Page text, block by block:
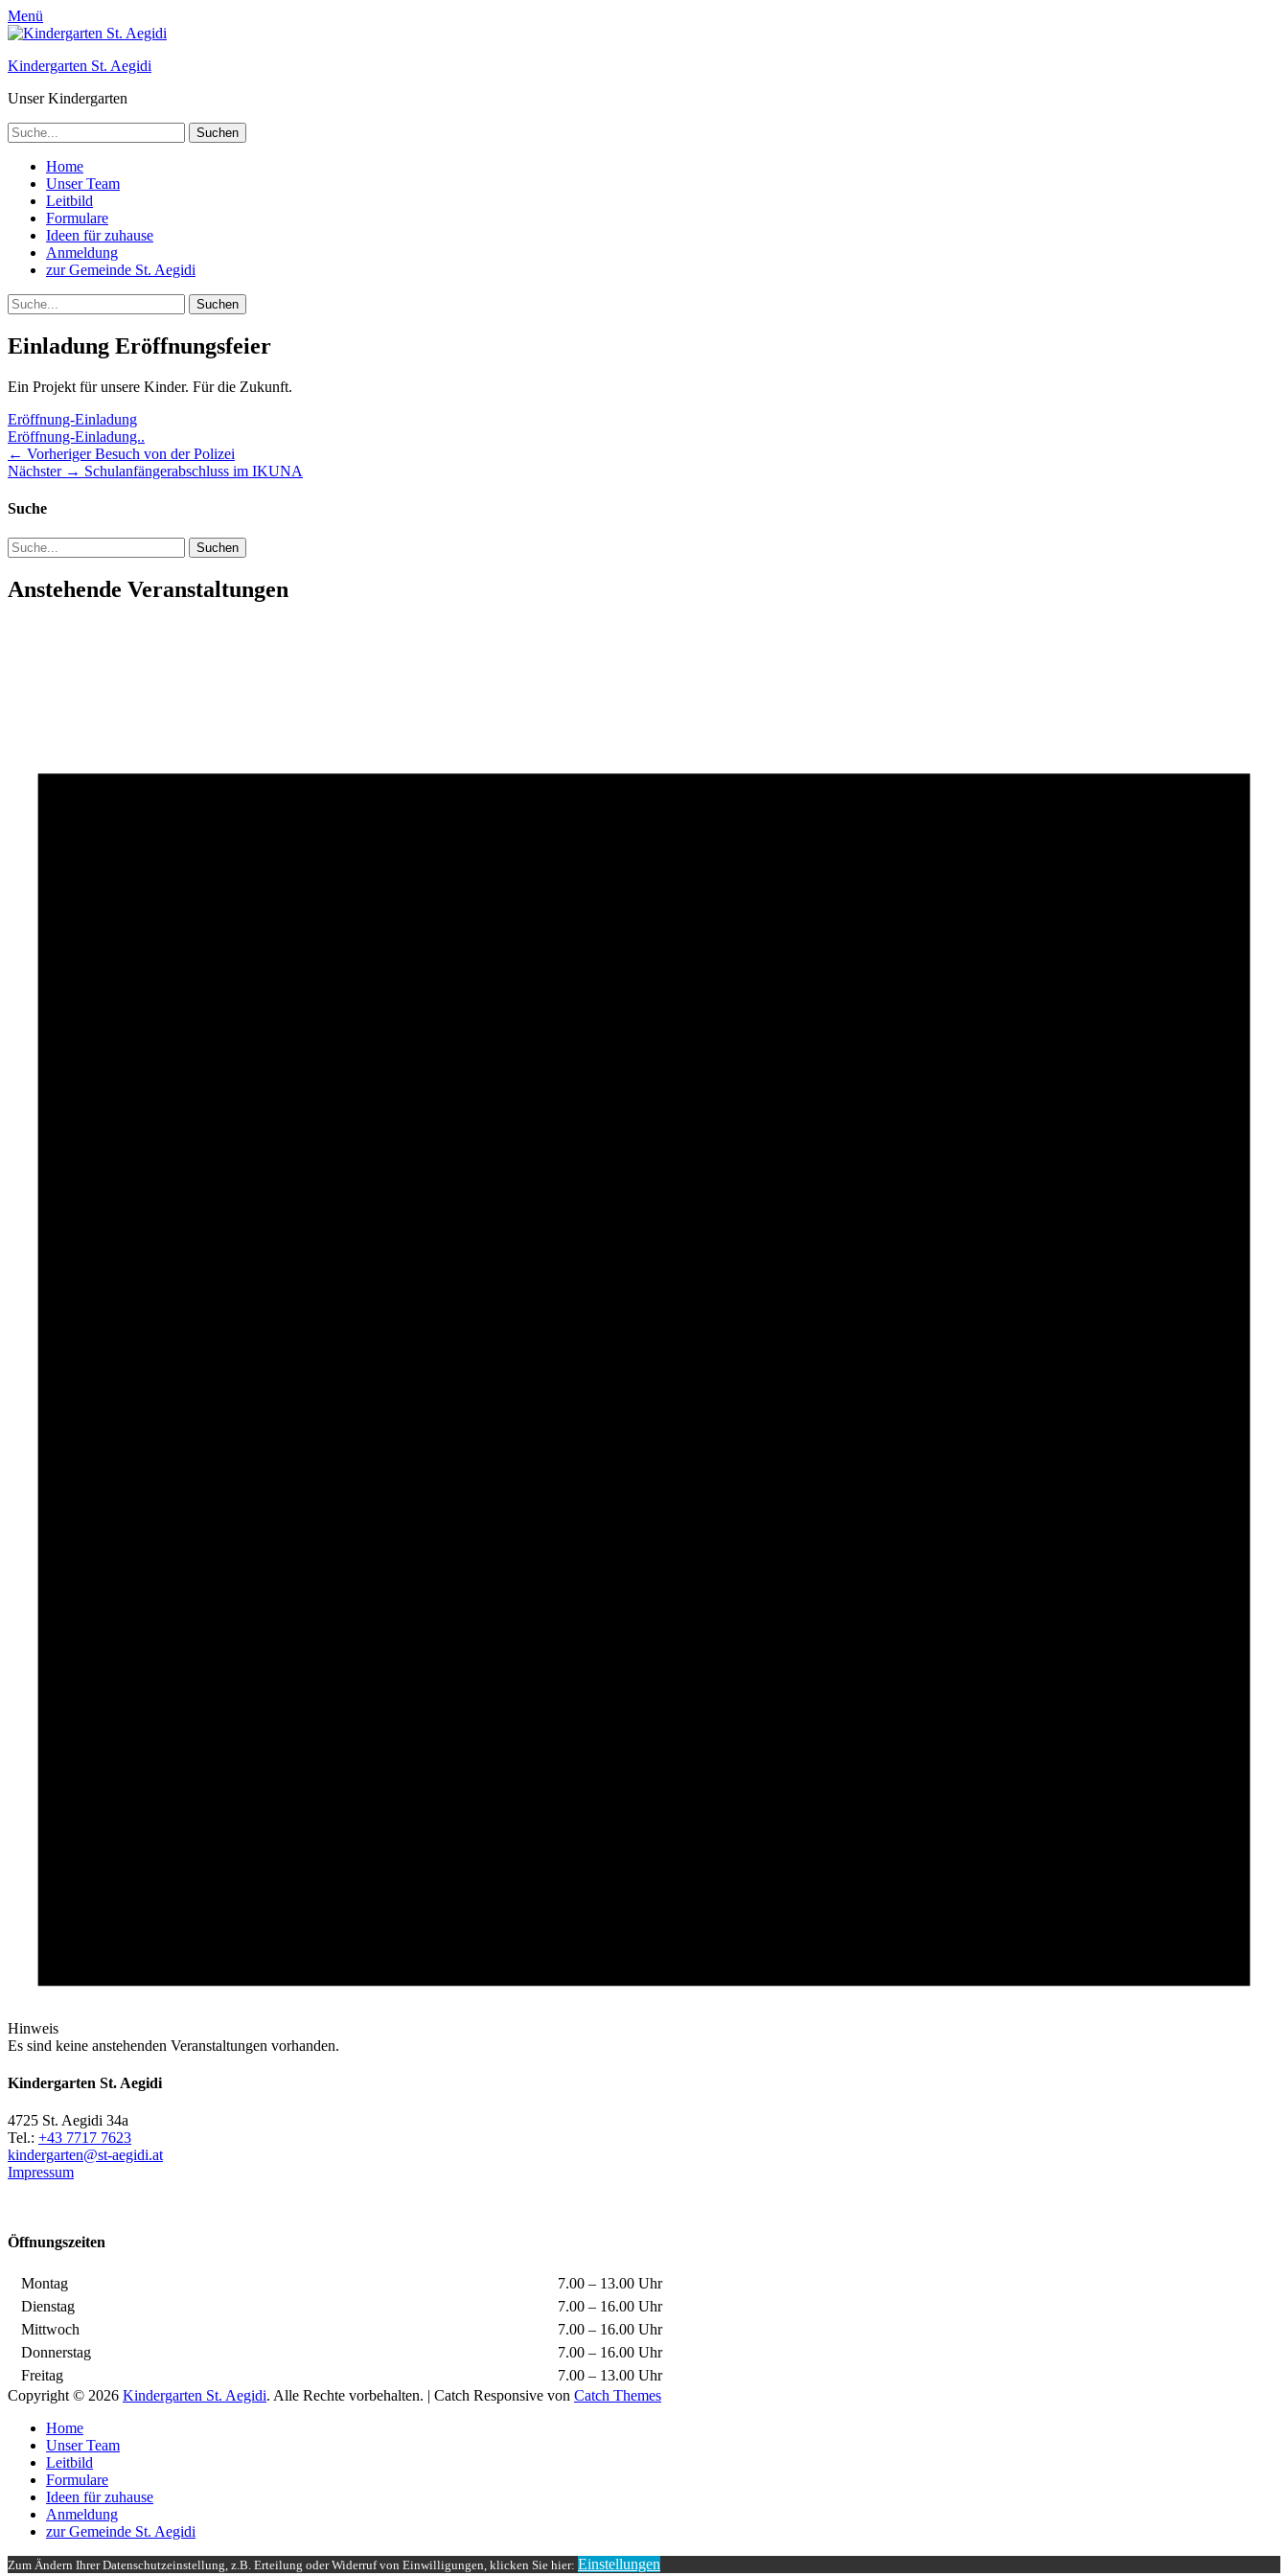
Menü
Kindergarten St. Aegidi
Unser Kindergarten
Suchen
nach:
Primäres
Menü
Zum
Inhalt
springen
Home
Unser Team
Leitbild
Formulare
Ideen für zuhause
Anmeldung
zur Gemeinde St. Aegidi
Suchen
Suchen
nach:
Einladung Eröffnungsfeier
Ein Projekt für unsere Kinder. Für die Zukunft.
Eröffnung-Einladung
Eröffnung-Einladung..
Beitragsnavigation
← Vorheriger Vorheriger
Beitrag:
Besuch von der Polizei
Nächster → Nächster
Schulanfängerabschluss im IKUNA
Suche
Suchen
nach:
Anstehende Veranstaltungen
Hinweis
Es sind keine anstehenden Veranstaltungen vorhanden.
Kindergarten St. Aegidi
4725 St. Aegidi 34a
Tel.: +43 7717 7623
kindergarten@st-aegidi.at
Impressum
Öffnungszeiten
Montag
7.00 – 13.00 Uhr
Dienstag
7.00 – 16.00 Uhr
Mittwoch
7.00 – 16.00 Uhr
Donnerstag
7.00 – 16.00 Uhr
Freitag
7.00 – 13.00 Uhr
Copyright © 2026 Kindergarten St. Aegidi. Alle Rechte vorbehalten. | Catch Responsive von Catch Themes
oben
scrollen
Home
Unser Team
Leitbild
Formulare
Ideen für zuhause
Anmeldung
zur Gemeinde St. Aegidi
Zum Ändern Ihrer Datenschutzeinstellung, z.B. Erteilung oder Widerruf von Einwilligungen, klicken Sie hier: Einstellungen